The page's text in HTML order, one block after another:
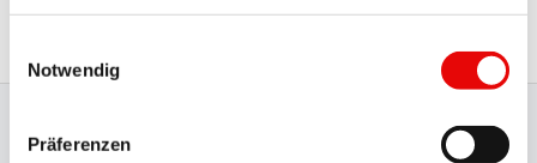
Notwendig
Präferenzen
Osłony kołnierzy
Gwarancja najwyższej jakości i